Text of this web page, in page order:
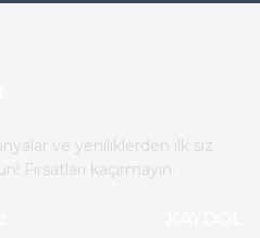
ve yeniliklerden ilk siz
Fırsatları kaçırmayın.